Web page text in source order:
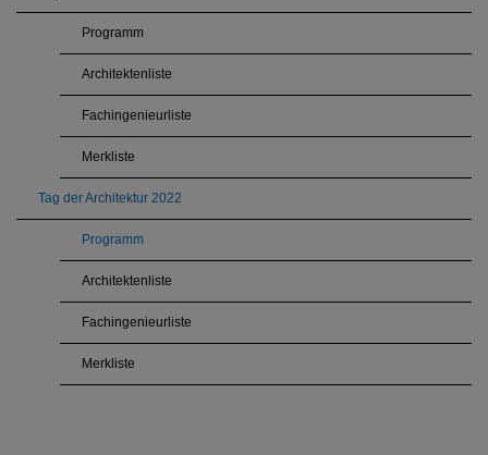
Programm
Architektenliste
Fachingenieurliste
Merkliste
Tag der Architektur 2022
Programm
Architektenliste
Fachingenieurliste
Merkliste